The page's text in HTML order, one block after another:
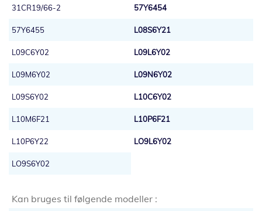
31CR19/66-2 57Y6454
57Y6455 L08S6Y21
L09C6Y02 L09L6Y02
L09M6Y02 L09N6Y02
L09S6Y02 L10C6Y02
L10M6F21 L10P6F21
L10P6Y22 LO9L6Y02
LO9S6Y02
Kan bruges til følgende modeller :